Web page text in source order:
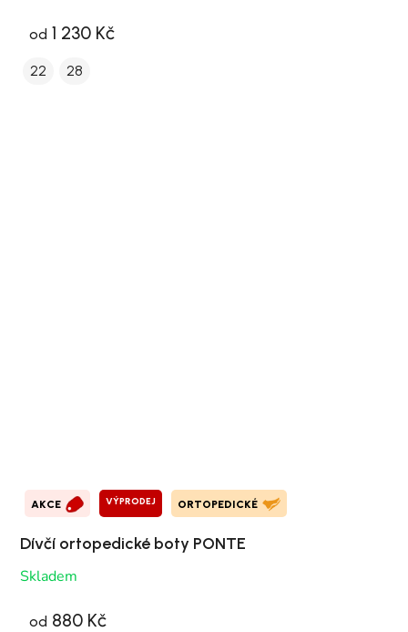
od 1 230 Kč
22 28
AKCE VÝPRODEJ ORTOPEDICKÉ
Dívčí ortopedické boty PONTE
Skladem
od 880 Kč